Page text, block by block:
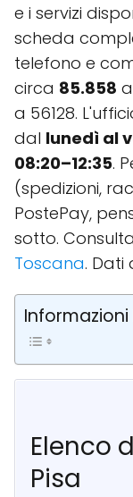
e i servizi
scheda
telefono e
circa 85.858
a 56128.
dal lunedì al
08:20–12:35.
(spedizioni,
PostePay,
sotto.
Toscana. Dati
Elenco
Pisa